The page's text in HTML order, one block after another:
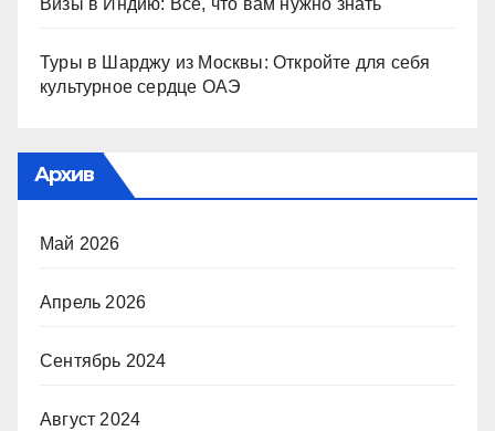
Визы в Индию: Все, что вам нужно знать
Туры в Шарджу из Москвы: Откройте для себя
культурное сердце ОАЭ
Архив
Май 2026
Апрель 2026
Сентябрь 2024
Август 2024